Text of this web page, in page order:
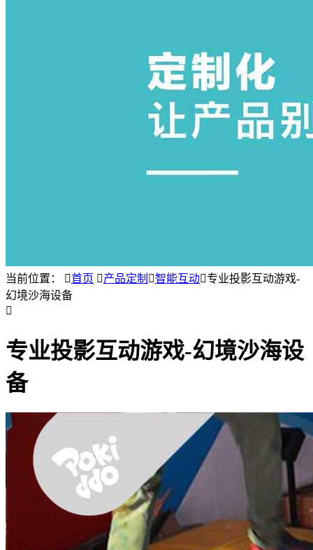
当前位置： 首页 产品定制 智能互动专业投影互动游戏-
幻境沙海设备

专业投影互动游戏-幻境沙海设
备